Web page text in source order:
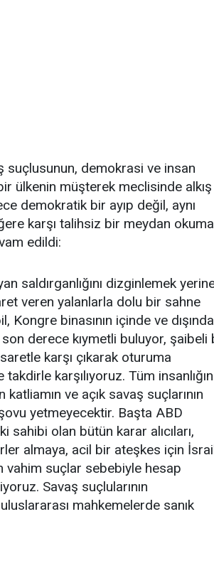
suçlusunun, demokrasi ve insan
ülkenin müşterek meclisinde
demokratik bir ayıp değil, aynı
karşı talihsiz bir meydan okuma
edildi:
saldırganlığını dizginlemek
veren yalanlarla dolu bir sahne
binasının içinde ve dışında
derece kıymetli buluyor, şaibeli
karşı çıkarak oturuma
karşılıyoruz. Tüm insanlığın
ve açık savaş suçlarının
yetmeyecektir. Başta ABD
olan bütün karar alıcıları,
almaya, acil bir ateşkes için
vahim suçlar sebebiyle hesap
Savaş suçlularının
mahkemelerde sanık